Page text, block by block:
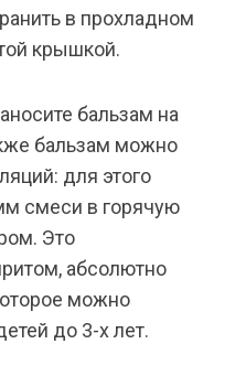
в прохладном
крышкой.
бальзам на
бальзам можно
для этого
смеси в горячую
Это
абсолютно
можно
до 3-х лет.